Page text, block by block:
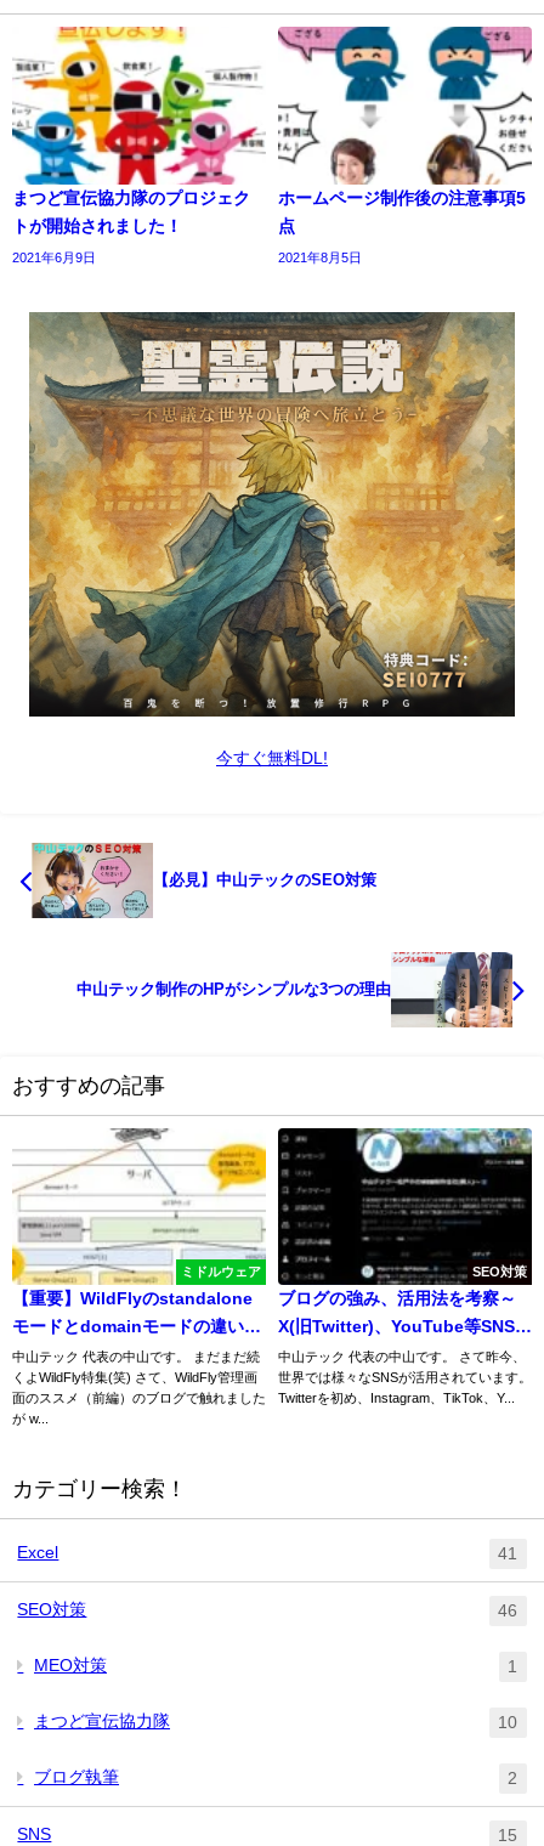
まつど宣伝協力隊のプロジェク
トが開始されました！
2021年6月9日
ホームページ制作後の注意事項5
点
2021年8月5日
今すぐ無料DL!
【必見】中山テックのSEO対策
中山テック制作のHPがシンプルな3つの理由
おすすめの記事
ミドルウェア
【重要】WildFlyのstandalone
モードとdomainモードの違いと
利点
中山テック 代表の中山です。 まだまだ続
くよWildFly特集(笑) さて、WildFly管理画
面のススメ（前編）のブログで触れました
が w...
SEO対策
ブログの強み、活用法を考察～
X(旧Twitter)、YouTube等SNSと
比較～
中山テック 代表の中山です。 さて昨今、
世界では様々なSNSが活用されています。
Twitterを初め、Instagram、TikTok、Y...
カテゴリー検索！
Excel 41
SEO対策 46
MEO対策 1
まつど宣伝協力隊 10
ブログ執筆 2
SNS 15